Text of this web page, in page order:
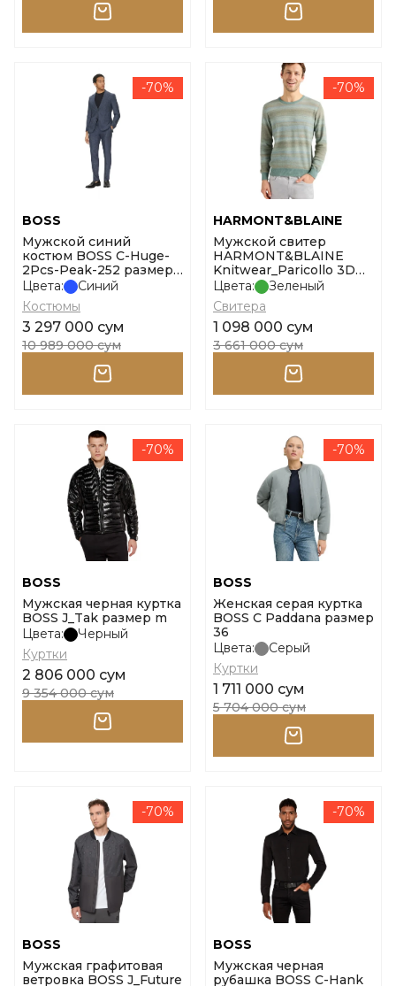
-70%
BOSS
Мужской синий
костюм BOSS C-Huge-
2Pcs-Peak-252 размер
54
Цвета:
Синий
Костюмы
3 297 000 сум
10 989 000 сум
-70%
HARMONT&BLAINE
Мужской свитер
HARMONT&BLAINE
Knitwear_Paricollo 3D
Davanti размер l
Цвета:
Зеленый
Свитера
1 098 000 сум
3 661 000 сум
-70%
BOSS
Мужская черная куртка
BOSS J_Tak размер m
Цвета:
Черный
Куртки
2 806 000 сум
9 354 000 сум
-70%
BOSS
Женская серая куртка
BOSS C Paddana размер
36
Цвета:
Серый
Куртки
1 711 000 сум
5 704 000 сум
-70%
BOSS
Мужская графитовая
ветровка BOSS J_Future
-70%
BOSS
Мужская черная
рубашка BOSS C-Hank